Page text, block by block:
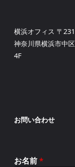
横浜オフィス 〒
神奈川県横浜市中
4F
お問い合わせ
お名前*